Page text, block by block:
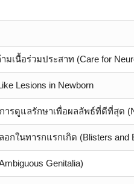
เนื้อร่วมประสาท (Care for
Lesions in Newborn
รดูแลรักษาเพื่อผลลัพธ์ที่ดีที่สุด
ในทารกแรกเกิด (Blisters and
Genitalia)